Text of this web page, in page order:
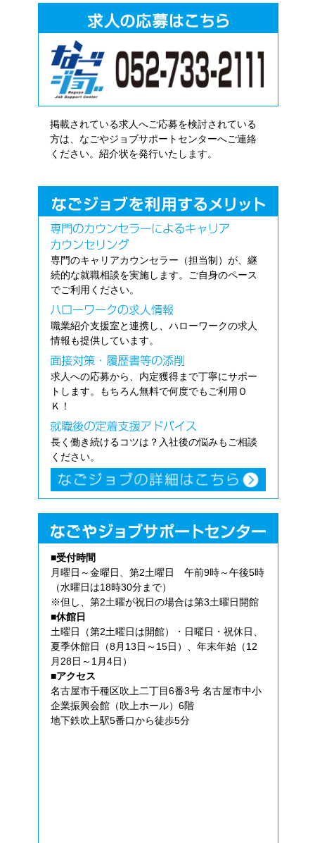
掲載されている求人へご応募を検討されている
方は、なごやジョブサポートセンターへご連絡
ください。紹介状を発行いたします。
専門のキャリアカウンセラー（担当制）が、継
続的な就職相談を実施します。ご自身のペース
でご利用ください。
職業紹介支援室と連携し、ハローワークの求人
情報も提供しています。
求人への応募から、内定獲得まで丁寧にサポー
トします。もちろん無料で何度でもご利用Ｏ
Ｋ！
長く働き続けるコツは？入社後の悩みもご相談
ください。
■受付時間
月曜日～金曜日、第2土曜日 午前9時～午後5時
（水曜日は18時30分まで）
※但し、第2土曜が祝日の場合は第3土曜日開館
■休館日
土曜日（第2土曜日は開館）・日曜日・祝休日、
夏季休館日（8月13日～15日）、年末年始（12
月28日～1月4日）
■アクセス
名古屋市千種区吹上二丁目6番3号 名古屋市中小
企業振興会館（吹上ホール）6階
地下鉄吹上駅5番口から徒歩5分